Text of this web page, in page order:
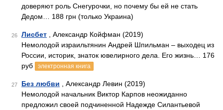
доверяют роль Снегурочки, но почему бы ей не стать
Дедом… 188 грн (только Украина)
26 Лисбет , Александр Койфман (2019)
Немолодой израильтянин Андрей Шпильман – выходец из
России, историк, знаток ювелирного дела. Его жизнь… 176
руб
электронная книга
27 Без любви , Александр Левин (2019)
Немолодой начальник Виктор Карпов неожиданно
предложил своей подчиненной Надежде Силантьевой